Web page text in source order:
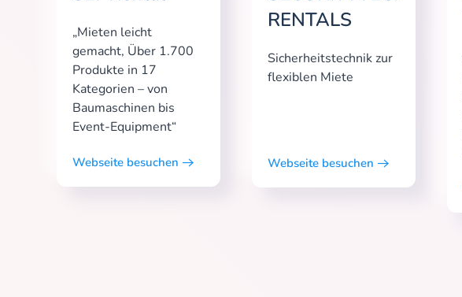
„Mieten leicht
gemacht, Über 1.700
Produkte in 17
Kategorien – von
Baumaschinen bis
Event-Equipment“
Webseite besuchen
RENTALS
Sicherheitstechnik zur
flexiblen Miete
Webseite besuchen